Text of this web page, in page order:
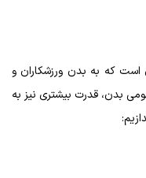
که به بدن ورزشکاران و
بدن، قدرت بیشتری نیز به